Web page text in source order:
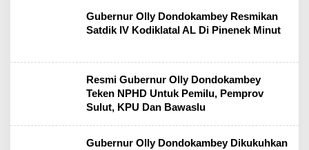
Gubernur Olly Dondokambey Resmikan
Satdik IV Kodiklatal AL Di Pinenek Minut
Resmi Gubernur Olly Dondokambey
Teken NPHD Untuk Pemilu, Pemprov
Sulut, KPU Dan Bawaslu
Gubernur Olly Dondokambey Dikukuhkan